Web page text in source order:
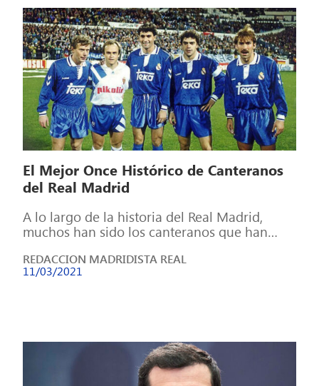
El Mejor Once Histórico de Canteranos
del Real Madrid
A lo largo de la historia del Real Madrid,
muchos han sido los canteranos que han
REDACCION MADRIDISTA REAL
11/03/2021